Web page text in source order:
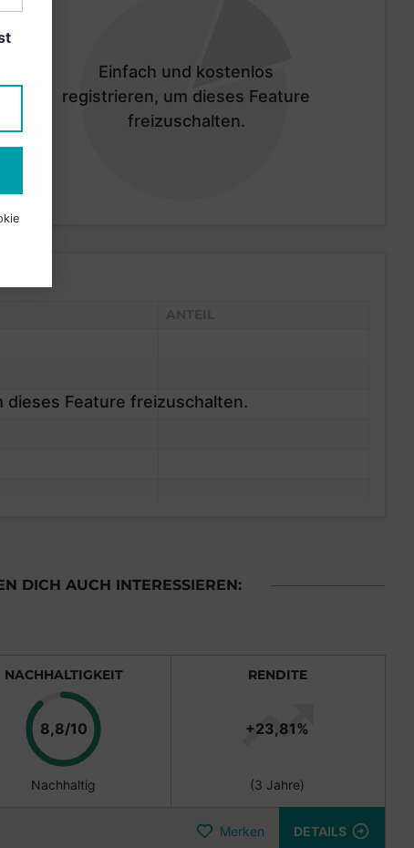
Einfach und kostenlos
registrieren, um dieses Feature
freizuschalten.
Feature freizuschalten.
DICH AUCH INTERESSIEREN:
NACHHALTIGKEIT
8,8/10Punkte
Nachhaltig
RENDITE
+23,81%
(3 Jahre)
Merken DETAILS